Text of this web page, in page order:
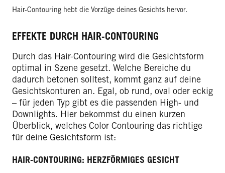
Hair-Contouring hebt die Vorzüge deines Gesichts hervor.
EFFEKTE DURCH HAIR-CONTOURING
Durch das Hair-Contouring wird die Gesichtsform
optimal in Szene gesetzt. Welche Bereiche du
dadurch betonen solltest, kommt ganz auf deine
Gesichtskonturen an. Egal, ob rund, oval oder eckig
– für jeden Typ gibt es die passenden High- und
Downlights. Hier bekommst du einen kurzen
Überblick, welches Color Contouring das richtige
für deine Gesichtsform ist:
HAIR-CONTOURING: HERZFÖRMIGES GESICHT